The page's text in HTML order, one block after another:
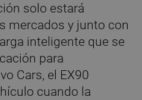
solo estará
mercados y junto con
inteligente que se
para
Cars, el EX90
cuando la